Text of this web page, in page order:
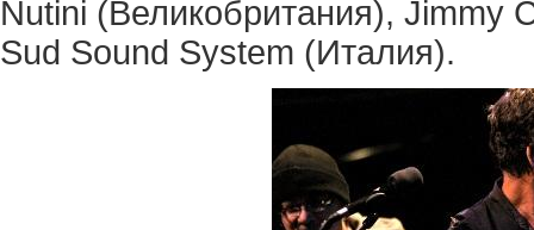
Nutini (Великобритания), Jimmy
Sud Sound System (Италия).